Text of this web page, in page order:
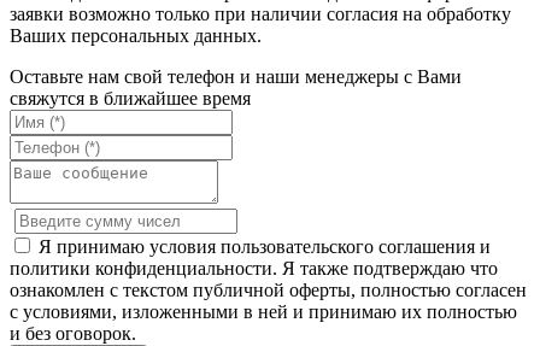
заявки возможно только при наличии согласия на обработку
Ваших персональных данных.
Оставьте нам свой телефон и наши менеджеры с Вами
свяжутся в ближайшее время
Я принимаю условия пользовательского соглашения и
политики конфиденциальности. Я также подтверждаю что
ознакомлен с текстом публичной оферты, полностью согласен
с условиями, изложенными в ней и принимаю их полностью
и без оговорок.